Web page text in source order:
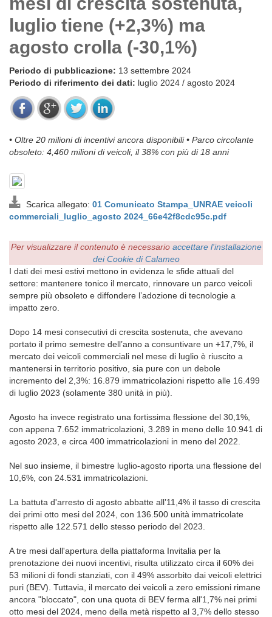
luglio tiene (+2,3%) ma
agosto crolla (-30,1%)
Periodo di pubblicazione: 13 settembre 2024
Periodo di riferimento dei dati: luglio 2024 / agosto 2024
• Oltre 20 milioni di incentivi ancora disponibili • Parco circolante
obsoleto: 4,460 milioni di veicoli, il 38% con più di 18 anni
Scarica allegato: 01 Comunicato Stampa_UNRAE veicoli
commerciali_luglio_agosto 2024_66e42f8cdc95c.pdf
Per visualizzare il contenuto è necessario accettare l'installazione
dei Cookie di Calameo
I dati dei mesi estivi mettono in evidenza le sfide attuali del
settore: mantenere tonico il mercato, rinnovare un parco veicoli
sempre più obsoleto e diffondere l’adozione di tecnologie a
impatto zero.
Dopo 14 mesi consecutivi di crescita sostenuta, che avevano
portato il primo semestre dell’anno a consuntivare un +17,7%, il
mercato dei veicoli commerciali nel mese di luglio è riuscito a
mantenersi in territorio positivo, sia pure con un debole
incremento del 2,3%: 16.879 immatricolazioni rispetto alle 16.499
di luglio 2023 (solamente 380 unità in più).
Agosto ha invece registrato una fortissima flessione del 30,1%,
con appena 7.652 immatricolazioni, 3.289 in meno delle 10.941 di
agosto 2023, e circa 400 immatricolazioni in meno del 2022.
Nel suo insieme, il bimestre luglio-agosto riporta una flessione del
10,6%, con 24.531 immatricolazioni.
La battuta d'arresto di agosto abbatte all’11,4% il tasso di crescita
dei primi otto mesi del 2024, con 136.500 unità immatricolate
rispetto alle 122.571 dello stesso periodo del 2023.
A tre mesi dall'apertura della piattaforma Invitalia per la
prenotazione dei nuovi incentivi, risulta utilizzato circa il 60% dei
53 milioni di fondi stanziati, con il 49% assorbito dai veicoli elettrici
puri (BEV). Tuttavia, il mercato dei veicoli a zero emissioni rimane
ancora "bloccato", con una quota di BEV ferma all'1,7% nei primi
otto mesi del 2024, meno della metà rispetto al 3,7% dello stesso